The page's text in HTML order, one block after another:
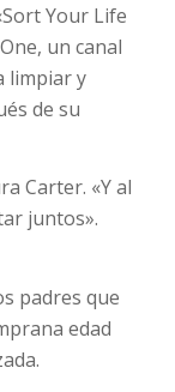
Your Life
un canal
limpiar y
de su
Carter. «Y al
juntos».
padres que
edad